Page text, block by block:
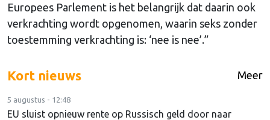
Europees Parlement is het belangrijk dat daarin ook
verkrachting wordt opgenomen, waarin seks zonder
toestemming verkrachting is: ‘nee is nee’.”
Kort nieuws Meer
5 augustus - 12:48
EU sluist opnieuw rente op Russisch geld door naar